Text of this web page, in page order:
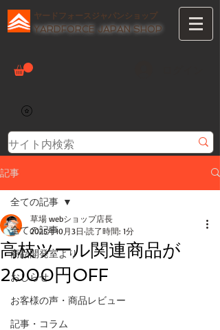
ヤードフォースジャパンショップ
YARDFORCE JAPAN SHOP
記事
全ての記事
商品開発室より
おしらせ
お客様の声・商品レビュー
記事・コラム
全ての記事
高枝ツール関連商品が
2000円OFF
草場 webショップ店長
2025年10月3日 読了時間: 1分